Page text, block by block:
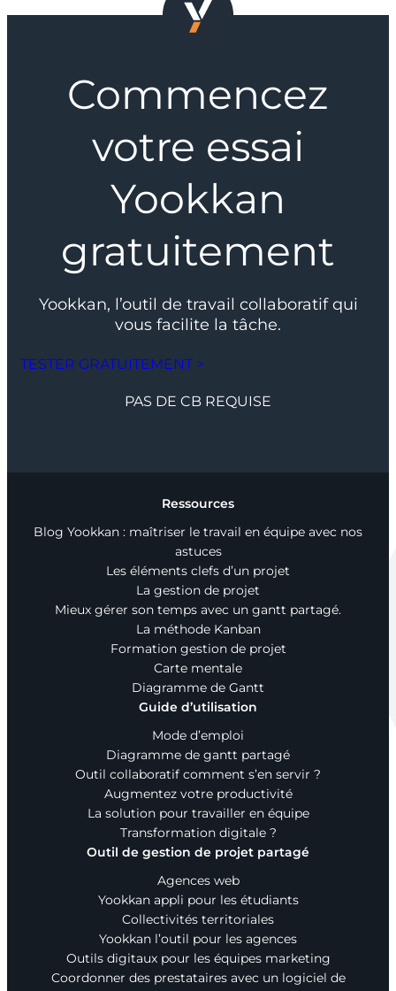
Commencez
votre essai
Yookkan
gratuitement
Yookkan, l’outil de travail collaboratif qui
vous facilite la tâche.
TESTER GRATUITEMENT >
PAS DE CB REQUISE
Ressources
Blog Yookkan : maîtriser le travail en équipe avec nos
astuces
Les éléments clefs d’un projet
La gestion de projet
Mieux gérer son temps avec un gantt partagé.
La méthode Kanban
Formation gestion de projet
Carte mentale
Diagramme de Gantt
Guide d’utilisation
Mode d’emploi
Diagramme de gantt partagé
Outil collaboratif comment s’en servir ?
Augmentez votre productivité
La solution pour travailler en équipe
Transformation digitale ?
Outil de gestion de projet partagé
Agences web
Yookkan appli pour les étudiants
Collectivités territoriales
Yookkan l’outil pour les agences
Outils digitaux pour les équipes marketing
Coordonner des prestataires avec un logiciel de
Augmenter la taille du
Diminuer la taille du